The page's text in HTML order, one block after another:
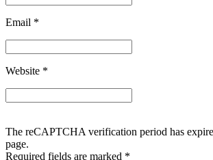
Email *
Website *
The reCAPTCHA verification period has
page.
Required fields are marked *